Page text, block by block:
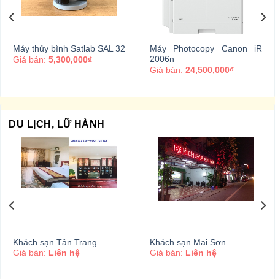
Máy thủy bình Satlab SAL 32
Giá bán: 5,300,000₫
Máy Photocopy Canon iR
2006n
Giá bán: 24,500,000₫
DU LỊCH, LỮ HÀNH
Khách sạn Tân Trang
Giá bán: Liên hệ
Khách sạn Mai Sơn
Giá bán: Liên hệ